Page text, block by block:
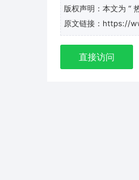
版权声明：本文为 “
原文链接：https://
直接访问